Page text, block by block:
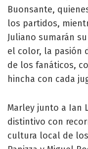
Buonsante,
los partidos,
Juliano sumarán
el color, la pasión
de los fanáticos,
hincha con cada
Marley junto a Ian
distintivo con
cultura local de